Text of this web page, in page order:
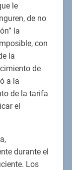
le
de no
la
con
la
de
a la
de la tarifa
el
durante el
Los